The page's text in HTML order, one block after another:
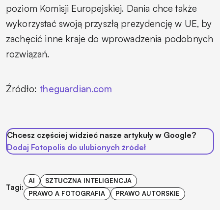
poziom Komisji Europejskiej. Dania chce także
wykorzystać swoją przyszłą prezydencję w UE, by
zachęcić inne kraje do wprowadzenia podobnych
rozwiązań.
Źródło: theguardian.com
Chcesz częściej widzieć nasze artykuły w Google?
Dodaj Fotopolis do ulubionych źródeł
Tagi:
AI
SZTUCZNA INTELIGENCJA
PRAWO A FOTOGRAFIA
PRAWO AUTORSKIE